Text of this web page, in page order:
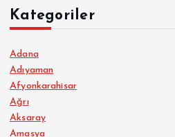
Kategoriler
Adana
Adıyaman
Afyonkarahisar
Ağrı
Aksaray
Amasya